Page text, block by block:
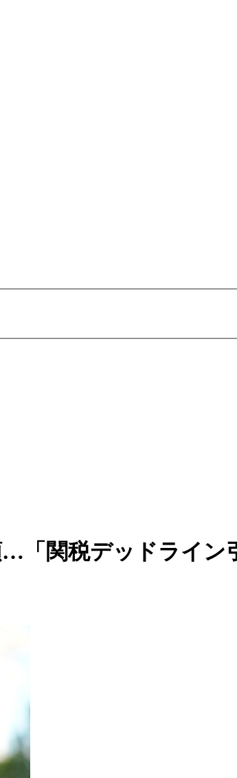
「関税デッドライン